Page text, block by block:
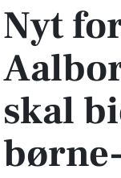
Nyt
skal